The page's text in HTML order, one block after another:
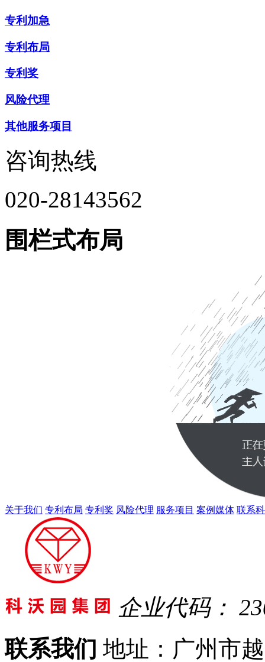
专利加急
专利布局
专利奖
风险代理
其他服务项目
咨询热线
020-28143562
围栏式布局
关于我们 专利布局 专利奖 风险代理 服务项目 案例媒体 联系
企业代码：
联系我们 地址：广州市